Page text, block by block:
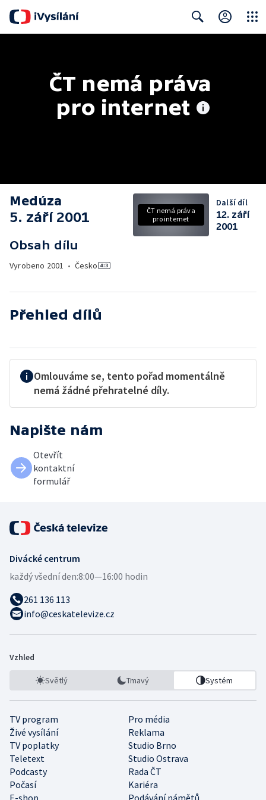
ČT nemá práva
pro internet
Medúza
5. září 2001
Obsah dílu
Vyrobeno 2001 • Česko
ČT nemá práva
pro internet
Další díl
12. září
2001
Přehled dílů
Omlouváme se, tento pořad momentálně
nemá žádné přehratelné díly.
Napište nám
Otevřít
kontaktní
formulář
Divácké centrum
každý všední den:8:00—16:00 hodin
261 136 113
info@ceskatelevize.cz
Vzhled
Světlý Tmavý Systém
TV program
Pro média
Živé vysílání
Reklama
TV poplatky
Studio Brno
Teletext
Studio Ostrava
Podcasty
Rada ČT
Počasí
Kariéra
E-shop
Podávání námětů